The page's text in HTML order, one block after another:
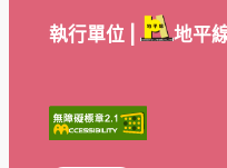
執行單位 | 地平